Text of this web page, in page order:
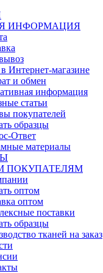
ИНФОРМАЦИЯ
в Интернет-магазине
и обмен
информация
статьи
покупателей
образцы
Ответ
материалы
ПОКУПАТЕЛЯМ
оптом
оптом
поставки
образцы
тканей на заказ